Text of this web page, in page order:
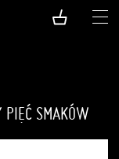
SMAKÓW